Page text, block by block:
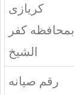
كريازى
بمحافظه كفر
الشيخ
رقم صيانه